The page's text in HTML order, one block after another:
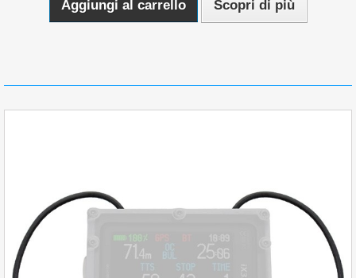
Aggiungi al carrello Scopri di più